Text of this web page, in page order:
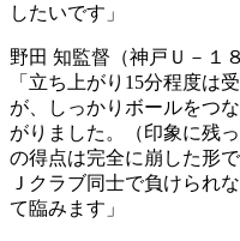
したいです」
野田 知監督（神戸Ｕ－１８
「立ち上がり15分程度は
が、しっかりボールをつ
がりました。（印象に残
の得点は完全に崩した形
Ｊクラブ同士で負けられ
て臨みます」